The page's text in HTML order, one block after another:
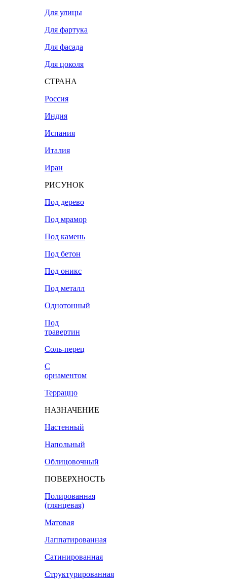
Для улицы
Для фартука
Для фасада
Для цоколя
СТРАНА
Россия
Индия
Испания
Италия
Иран
РИСУНОК
Под дерево
Под мрамор
Под камень
Под бетон
Под оникс
Под металл
Однотонный
Под
травертин
Соль-перец
С
орнаментом
Терраццо
НАЗНАЧЕНИЕ
Настенный
Напольный
Облицовочный
ПОВЕРХНОСТЬ
Полированная
(глянцевая)
Матовая
Лаппатированная
Сатинированная
Структурированная